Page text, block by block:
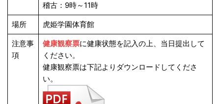
稽古：9時～11時
場所 虎姫学園体育館
注意事
項
健康観察票に健康状態を記入の上、当日提出して
ください。
健康観察票は下記よりダウンロードしてくださ
い。